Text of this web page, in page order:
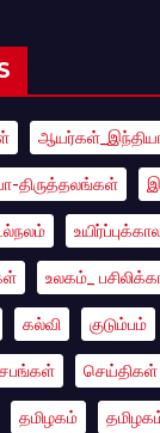
திருத்தலங்கள்
உலகம்_
கல்வி குடும்பம்
செய்திகள்
தமிழகம்